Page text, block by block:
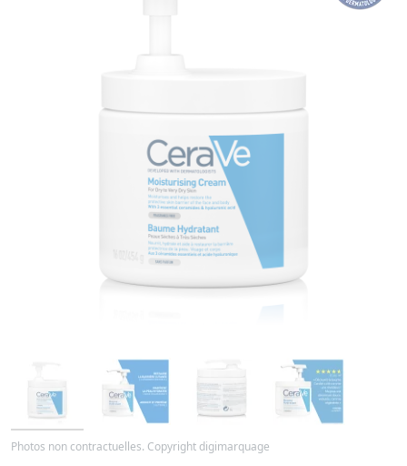
Photos non contractuelles. Copyright digimarquage